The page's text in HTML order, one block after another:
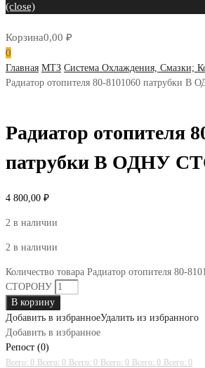
(close)
Корзина0,00 ₽
0
Главная МТЗ Система Охлаждения, Смазки;
Радиатор отопителя 80-8101060 патрубки
Радиатор отопителя
патрубки В ОДНУ
4 800,00 ₽
2 в наличии
2 в наличии
Количество товара Радиатор отопителя 80-
СТОРОНУ
В корзину
Добавить в избранноеУдалить из избранного
Добавить в избранное
Репост (0)
Всего: 0 Всего: 0 Всего: 0 Всего: 0 Всего: 0 Всего: 0